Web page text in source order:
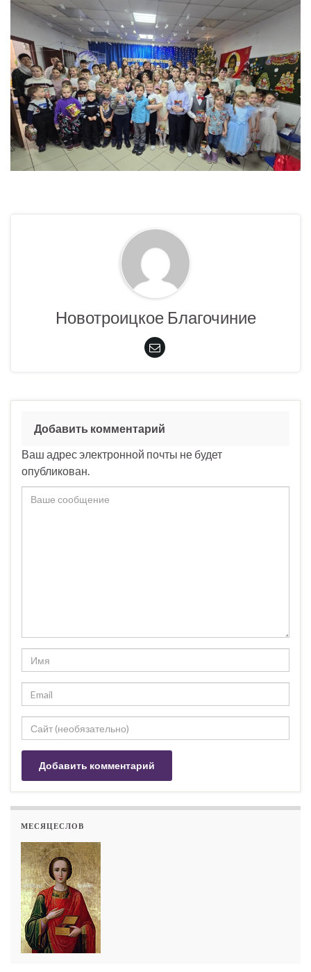
Новотроицкое Благочиние
Добавить комментарий
Ваш адрес электронной почты не будет
опубликован.
МЕСЯЦЕСЛОВ